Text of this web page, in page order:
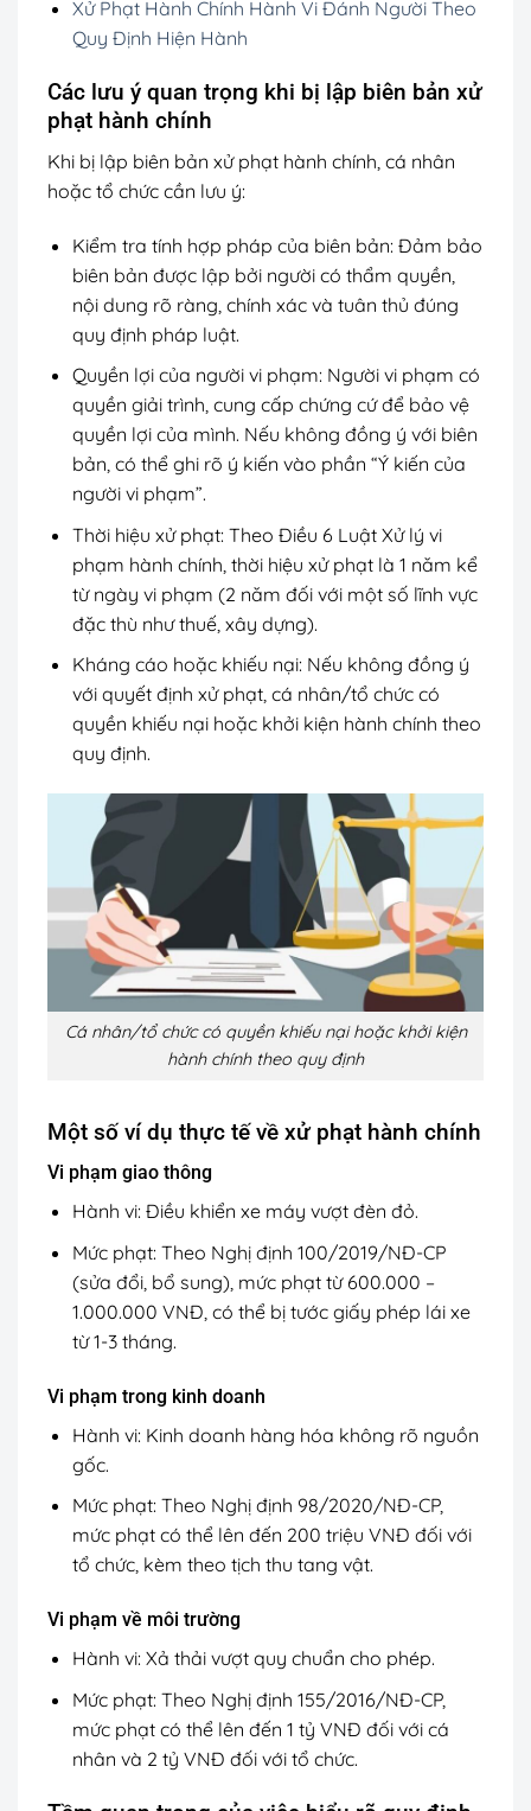
Xử Phạt Hành Chính Hành Vi Đánh Người Theo
Quy Định Hiện Hành
Các lưu ý quan trọng khi bị lập biên bản xử
phạt hành chính
Khi bị lập biên bản xử phạt hành chính, cá nhân
hoặc tổ chức cần lưu ý:
Kiểm tra tính hợp pháp của biên bản: Đảm bảo
biên bản được lập bởi người có thẩm quyền,
nội dung rõ ràng, chính xác và tuân thủ đúng
quy định pháp luật.
Quyền lợi của người vi phạm: Người vi phạm có
quyền giải trình, cung cấp chứng cứ để bảo vệ
quyền lợi của mình. Nếu không đồng ý với biên
bản, có thể ghi rõ ý kiến vào phần “Ý kiến của
người vi phạm”.
Thời hiệu xử phạt: Theo Điều 6 Luật Xử lý vi
phạm hành chính, thời hiệu xử phạt là 1 năm kể
từ ngày vi phạm (2 năm đối với một số lĩnh vực
đặc thù như thuế, xây dựng).
Kháng cáo hoặc khiếu nại: Nếu không đồng ý
với quyết định xử phạt, cá nhân/tổ chức có
quyền khiếu nại hoặc khởi kiện hành chính theo
quy định.
Cá nhân/tổ chức có quyền khiếu nại hoặc khởi kiện
hành chính theo quy định
Một số ví dụ thực tế về xử phạt hành chính
Vi phạm giao thông
Hành vi: Điều khiển xe máy vượt đèn đỏ.
Mức phạt: Theo Nghị định 100/2019/NĐ-CP
(sửa đổi, bổ sung), mức phạt từ 600.000 –
1.000.000 VNĐ, có thể bị tước giấy phép lái xe
từ 1-3 tháng.
Vi phạm trong kinh doanh
Hành vi: Kinh doanh hàng hóa không rõ nguồn
gốc.
Mức phạt: Theo Nghị định 98/2020/NĐ-CP,
mức phạt có thể lên đến 200 triệu VNĐ đối với
tổ chức, kèm theo tịch thu tang vật.
Vi phạm về môi trường
Hành vi: Xả thải vượt quy chuẩn cho phép.
Mức phạt: Theo Nghị định 155/2016/NĐ-CP,
mức phạt có thể lên đến 1 tỷ VNĐ đối với cá
nhân và 2 tỷ VNĐ đối với tổ chức.